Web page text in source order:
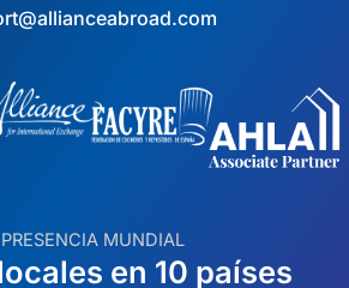
︎ PRESENCIA MUNDIAL
en 10 países